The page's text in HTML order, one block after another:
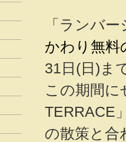
「ランバ
かわり無料
31日(日)ま
この期間
TERRACE
の散策と合